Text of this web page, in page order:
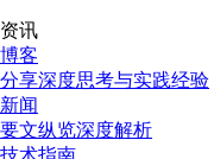
资讯
博客
分享深度思考与实践经验
新闻
要文纵览深度解析
技术指南